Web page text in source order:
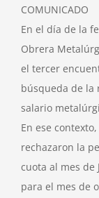
COMUNICADO
En el día de la
Obrera
el tercer
búsqueda de la
salario
En ese
rechazaron la
cuota al mes de
para el mes de